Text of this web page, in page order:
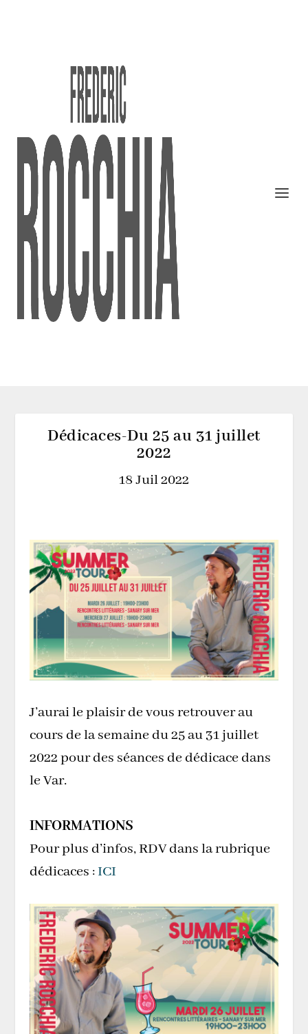
Dédicaces-Du 25 au 31 juillet
2022
18 Juil 2022
J’aurai le plaisir de vous retrouver au
cours de la semaine du 25 au 31 juillet
2022 pour des séances de dédicace dans
le Var.
INFORMATIONS
Pour plus d’infos, RDV dans la rubrique
dédicaces : ICI